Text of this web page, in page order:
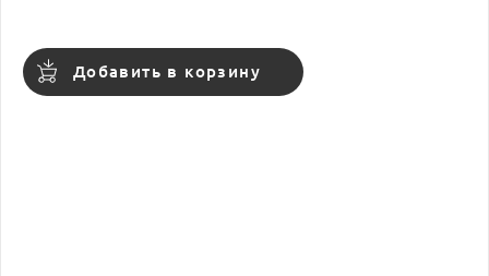
Добавить в корзину